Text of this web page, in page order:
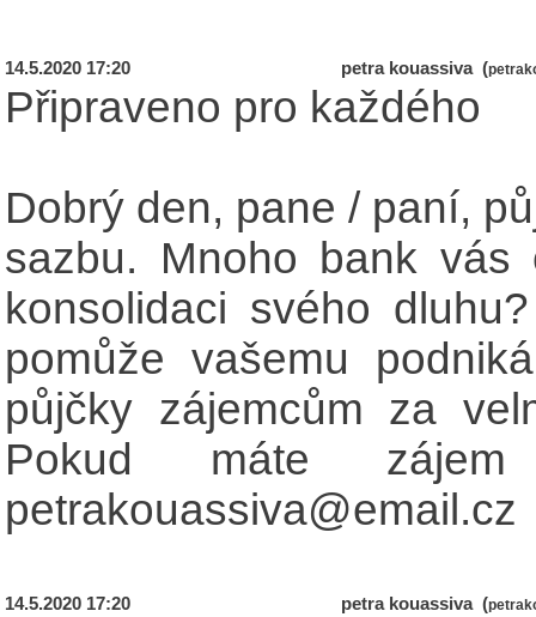
14.5.2020 17:20 petra kouassiva (
Připraveno pro každého
Dobrý den, pane / paní,
sazbu. Mnoho bank vás
konsolidaci svého
pomůže vašemu
půjčky zájemcům za
Pokud máte
petrakouassiva@email.cz
14.5.2020 17:20 petra kouassiva (